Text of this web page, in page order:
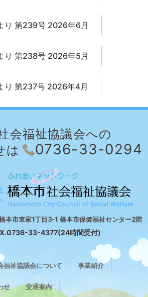
り 第239号 2026年6月
り 第238号 2026年5月
り 第237号 2026年4月
会福祉協議会への
は
0736-33-0294
市東家1丁目3-1 橋本市保健福祉センター2階
33-4377(24時間受付)
福祉協議会について 事業紹介
せ 交通案内